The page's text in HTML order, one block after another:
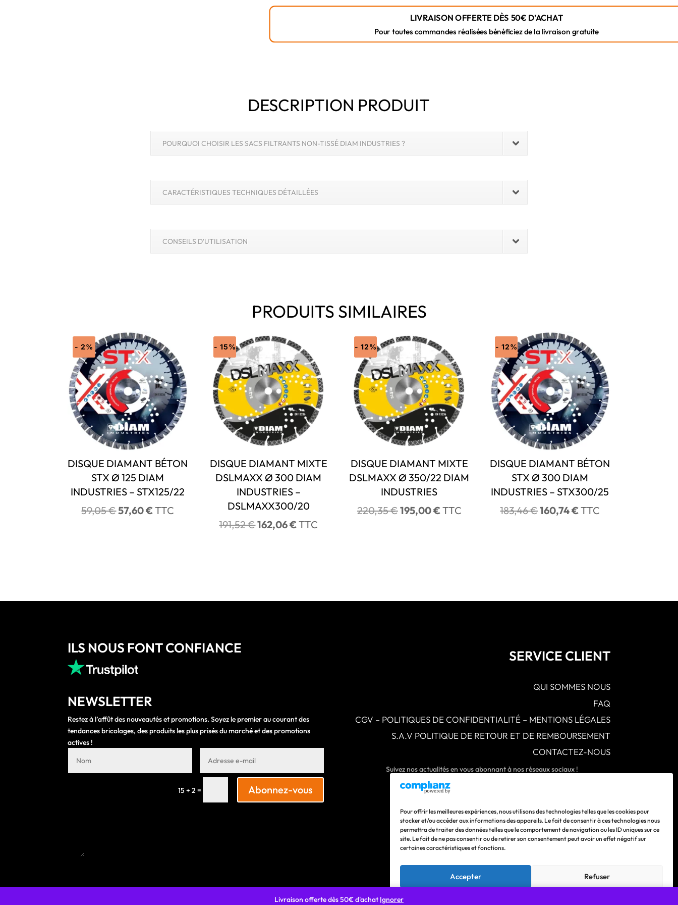
Pour offrir les meilleures expériences, nous utilisons des technologies telles que les cookies pour
stocker et/ou accéder aux informations des appareils. Le fait de consentir à ces technologies nous
permettra de traiter des données telles que le comportement de navigation ou les ID uniques sur ce
site. Le fait de ne pas consentir ou de retirer son consentement peut avoir un effet négatif sur
certaines caractéristiques et fonctions.
Accepter Refuser
Livraison offerte dès 50€ d'achat Ignorer
LIVRAISON OFFERTE DÈS 50€ D’ACHAT
Pour toutes commandes réalisées bénéficiez de la livraison gratuite
DESCRIPTION PRODUIT
POURQUOI CHOISIR LES SACS FILTRANTS NON-TISSÉ DIAM INDUSTRIES ?
CARACTÉRISTIQUES TECHNIQUES DÉTAILLÉES
CONSEILS D'UTILISATION
PRODUITS SIMILAIRES
- 2%
DISQUE DIAMANT BÉTON
STX Ø 125 DIAM
INDUSTRIES – STX125/22
59,05€Le
57,60€Le
TTC
- 15%
DISQUE DIAMANT MIXTE
DSLMAXX Ø 300 DIAM
INDUSTRIES –
DSLMAXX300/20
191,52€Le
162,06€Le
TTC
- 12%
DISQUE DIAMANT MIXTE
DSLMAXX Ø 350/22 DIAM
INDUSTRIES
220,35€Le
195,00€Le
TTC
- 12%
DISQUE DIAMANT BÉTON
STX Ø 300 DIAM
INDUSTRIES – STX300/25
183,46€Le
160,74€Le
TTC
ILS NOUS FONT CONFIANCE
NEWSLETTER
Restez à l’affût des nouveautés et promotions. Soyez le premier au courant des
tendances bricolages, des produits les plus prisés du marché et des promotions
actives !
15 + 2 = Abonnez-vous
SERVICE CLIENT
QUI SOMMES NOUS
FAQ
CGV – POLITIQUES DE CONFIDENTIALITÉ – MENTIONS LÉGALES
S.A.V POLITIQUE DE RETOUR ET DE REMBOURSEMENT
CONTACTEZ-NOUS
Suivez nos actualités en vous abonnant à nos réseaux sociaux !